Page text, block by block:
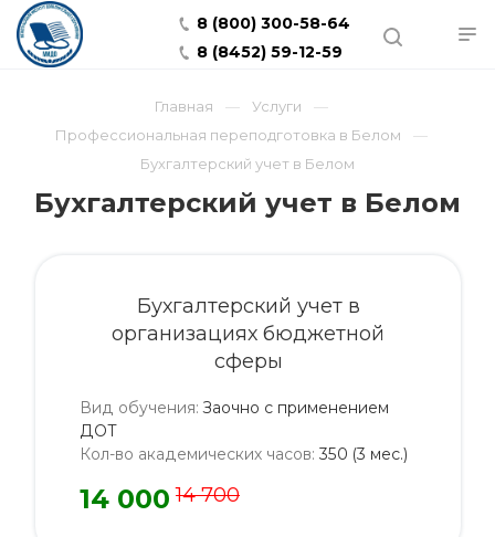
8 (800) 300-58-64
8 (8452) 59-12-59
Главная
Услуги
Профессиональная переподготовка в Белом
Бухгалтерский учет в Белом
Бухгалтерский учет в Белом
Бухгалтерский учет в
организациях бюджетной
сферы
Вид обучения: Заочно с применением
ДОТ
Кол-во академических часов: 350 (3 мес.)
14 000 14 700